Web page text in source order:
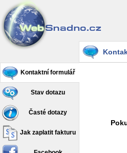
Kontaktní formulář
Stav dotazu
Časté dotazy
Jak zaplatit fakturu